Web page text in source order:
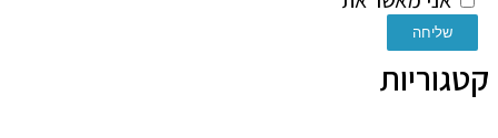
שליחה
קטגוריות